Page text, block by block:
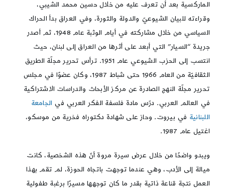
الماركسية بعد أن تعرف عليه من خلال حسين محمد الشيبي،
وقراءته للبيان الشيوعيّ والدولة والثورة، وفي العراق بدأ الحراك
السياسي من خلال مشاركته في أيام الوثبة عام 1948، ثم أصدر
جريدة “السيار” التي أبعد على أثرها من العراق إلى لبنان، حيث
انتسب إلى الحزب الشيوعي عام 1951. ترأس تحرير مجلّة الطريق
الثقافيّة من العام 1966 حتى شباط 1987، وكان عضوًا في مجلس
تحرير مجلّة النهج الصادرة عن مركز الأبحاث والدراسات الاشتراكية
في العالم العربي. درّس مادة فلسفة الفكر العربي في الجامعة
اللبنانية في بيروت. وحاز على شهادة دكتوراه فخرية من موسكو،
اغتيل عام 1987.
ويبدو واضحًا من خلال عرض سيرة مروة أنّ هذه الشخصية، كانت
ميالة إلى الأدب، وهي عندما توجهت باتجاه الحوزة، لم تقم بهذا
العمل نتجة قناعة ذاتية بقدر ما كان توجهها مسيرًا برغبة طفولية